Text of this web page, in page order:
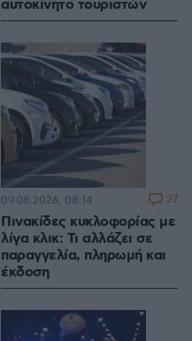
αυτοκίνητο τουριστών
Πινακίδες κυκλοφορίας με
λίγα κλικ: Τι αλλάζει σε
παραγγελία, πληρωμή και
έκδοση
09.08.2026, 08:14 27